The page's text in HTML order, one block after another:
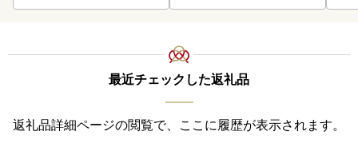
最近チェックした返礼品
返礼品詳細ページの閲覧で、ここに履歴が表示されます。